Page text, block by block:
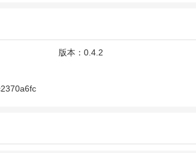
彩蛋。
。
以用。
版本： 0.4.2